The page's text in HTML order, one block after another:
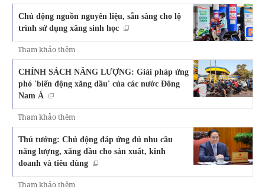
Chủ động nguồn nguyên liệu, sẵn sàng cho lộ
trình sử dụng xăng sinh học
Tham khảo thêm
CHÍNH SÁCH NĂNG LƯỢNG: Giải pháp ứng
phó 'biến động xăng dầu' của các nước Đông
Nam Á
Tham khảo thêm
Thủ tướng: Chủ động đáp ứng đủ nhu cầu
năng lượng, xăng dầu cho sản xuất, kinh
doanh và tiêu dùng
Tham khảo thêm